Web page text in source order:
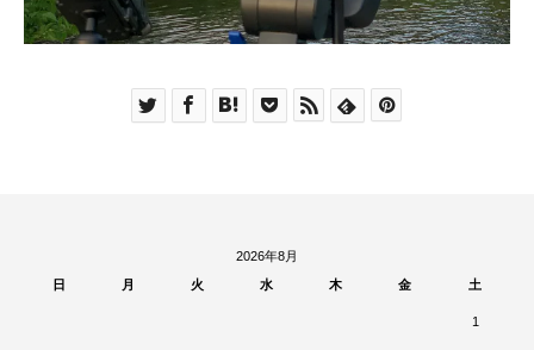
2026年8月
日
月 火 水 木 金 土
1